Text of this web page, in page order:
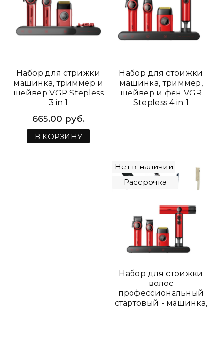
Набор для стрижки
машинка, триммер и
шейвер VGR Stepless
3 in 1
665.00 руб.
В КОРЗИНУ
Набор для стрижки
машинка, триммер,
шейвер и фен VGR
Stepless 4 in 1
Нет в наличии
Рассрочка
Набор для стрижки
волос
профессиональный
стартовый - машинка,